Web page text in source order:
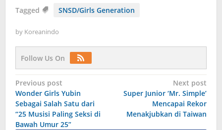
Tagged SNSD/Girls Generation
by Koreanindo
Follow Us On
Post
navigation
Previous post
Wonder Girls Yubin
Sebagai Salah Satu dari
“25 Musisi Paling Seksi di
Bawah Umur 25”
Next post
Super Junior ‘Mr. Simple’
Mencapai Rekor
Menakjubkan di Taiwan